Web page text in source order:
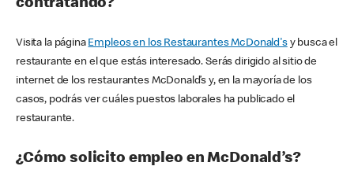
contratando?
Visita la página Empleos en los Restaurantes McDonald'sy busca el
restaurante en el que estás interesado. Serás dirigido al sitio de
internet de los restaurantes McDonald’s y, en la mayoría de los
casos, podrás ver cuáles puestos laborales ha publicado el
restaurante.
¿Cómo solicito empleo en McDonald’s?